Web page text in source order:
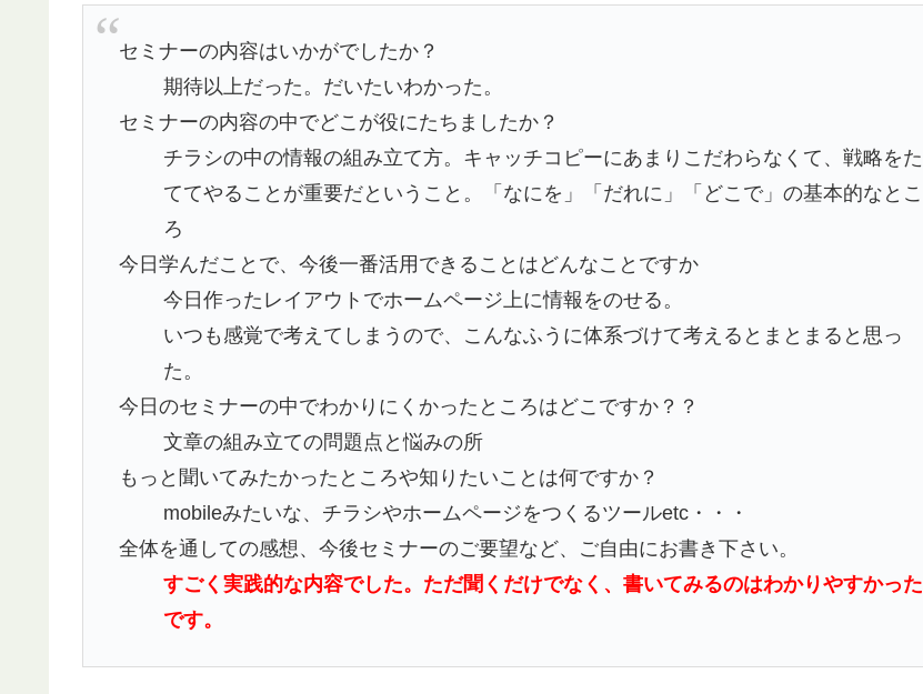
セミナーの内容はいかがでしたか？
期待以上だった。だいたいわかった。
セミナーの内容の中でどこが役にたちましたか？
チラシの中の情報の組み立て方。キャッチコピーにあまりこだわらなくて、戦略をた
ててやることが重要だということ。「なにを」「だれに」「どこで」の基本的なとこ
ろ
今日学んだことで、今後一番活用できることはどんなことですか
今日作ったレイアウトでホームページ上に情報をのせる。
いつも感覚で考えてしまうので、こんなふうに体系づけて考えるとまとまると思っ
た。
今日のセミナーの中でわかりにくかったところはどこですか？？
文章の組み立ての問題点と悩みの所
もっと聞いてみたかったところや知りたいことは何ですか？
mobileみたいな、チラシやホームページをつくるツールetc・・・
全体を通しての感想、今後セミナーのご要望など、ご自由にお書き下さい。
すごく実践的な内容でした。ただ聞くだけでなく、書いてみるのはわかりやすかった
です。